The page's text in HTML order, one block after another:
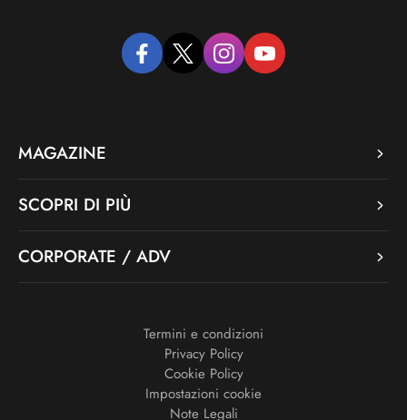
facebooktwitter instagramyoutube
MAGAZINE
SCOPRI DI PIÙ
CORPORATE / ADV
Termini e condizioni
Privacy Policy
Cookie Policy
Impostazioni cookie
Note Legali